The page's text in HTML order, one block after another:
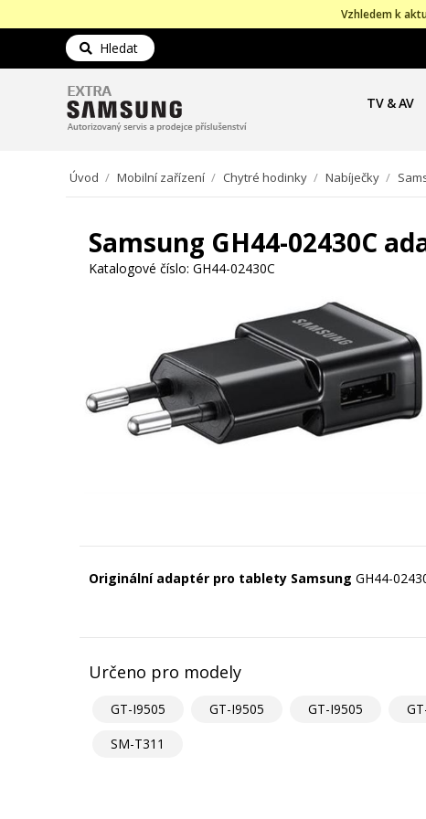
Vzhledem k
Hledat
TV & AV
Úvod / Mobilní zařízení / Chytré hodinky / Nabíječky /
Samsung GH44-02430C
Katalogové číslo: GH44-02430C
Originální adaptér pro tablety Samsung GH44-
Určeno pro modely
GT-I9505 GT-I9505 GT-I9505
SM-T311